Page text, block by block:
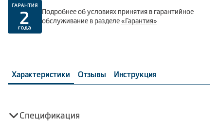
Подробнее об условиях принятия в гарантийное
обслуживание в разделе«Гарантия»
Характеристики Отзывы Инструкция
Спецификация